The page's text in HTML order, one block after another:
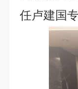
任卢建国